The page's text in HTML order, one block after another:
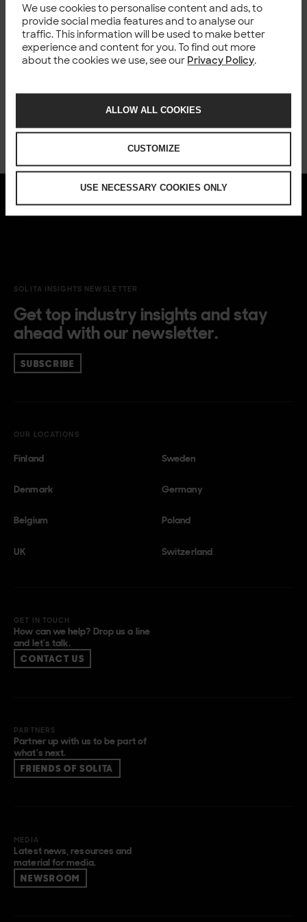
We use cookies to personalise content and ads, to
provide social media features and to analyse our
traffic. This information will be used to make better
experience and content for you. To find out more
about the cookies we use, see our Privacy Policy.
ALLOW ALL COOKIES
CUSTOMIZE
USE NECESSARY COOKIES ONLY
blocked. In order for you to see the form please make sure
you’re not using strict mode or private browsing in Firefox.
You might need to try other browser to use the form if you
can’t adjust that setting.
SOLITA INSIGHTS NEWSLETTER
Get top industry insights and stay
ahead with our newsletter.
SUBSCRIBE
OUR LOCATIONS
Finland Sweden
Denmark Germany
Belgium Poland
UK Switzerland
GET IN TOUCH
How can we help? Drop us a line
and let’s talk.
CONTACT US
PARTNERS
Partner up with us to be part of
what’s next.
FRIENDS OF SOLITA
MEDIA
Latest news, resources and
material for media.
NEWSROOM